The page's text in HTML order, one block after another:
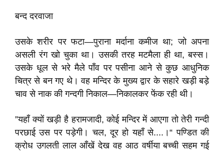
बन्द दरवाजा
उसके शरीर पर फटा—पुराना मर्दाना कमीज था; जो अपना
असली रंग खो चुका था। उसकी तरह मटमैला ही था, बस्स।
उसके धूल से भरे मैले पाँव पर पसीना आने से कुछ आधुनिक
चित्र से बन गए थे। वह मन्दिर के मुख्य द्वार के सहारे खड़ी बड़े
चाव से नाक की गन्दगी निकाल—निकालकर फेंक रही थी।
”यहाँ क्यों खड़ी है हरामजादी, कोई मन्दिर में आएगा तो तेरी गन्दी
परछाई उस पर पड़ेगी। चल, दूर हो यहाँ से....।“ पण्डित की
क्रोध उगलती लाल आँखें देख वह आठ वर्षीया बच्ची सहम गई